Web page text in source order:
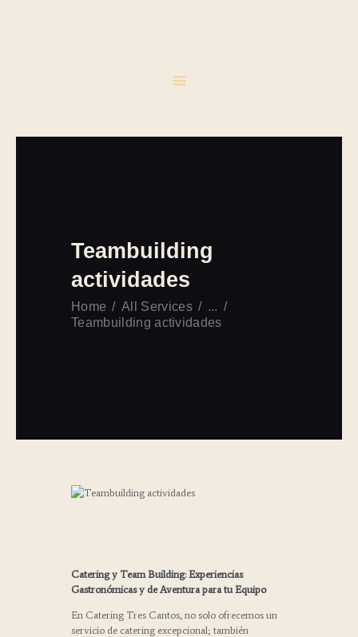
Teambuilding
actividades
Home All Services
...
Teambuilding actividades
Catering y Team Building: Experiencias
Gastronómicas y de Aventura para tu Equipo
En Catering Tres Cantos, no solo ofrecemos un
servicio de catering excepcional; también